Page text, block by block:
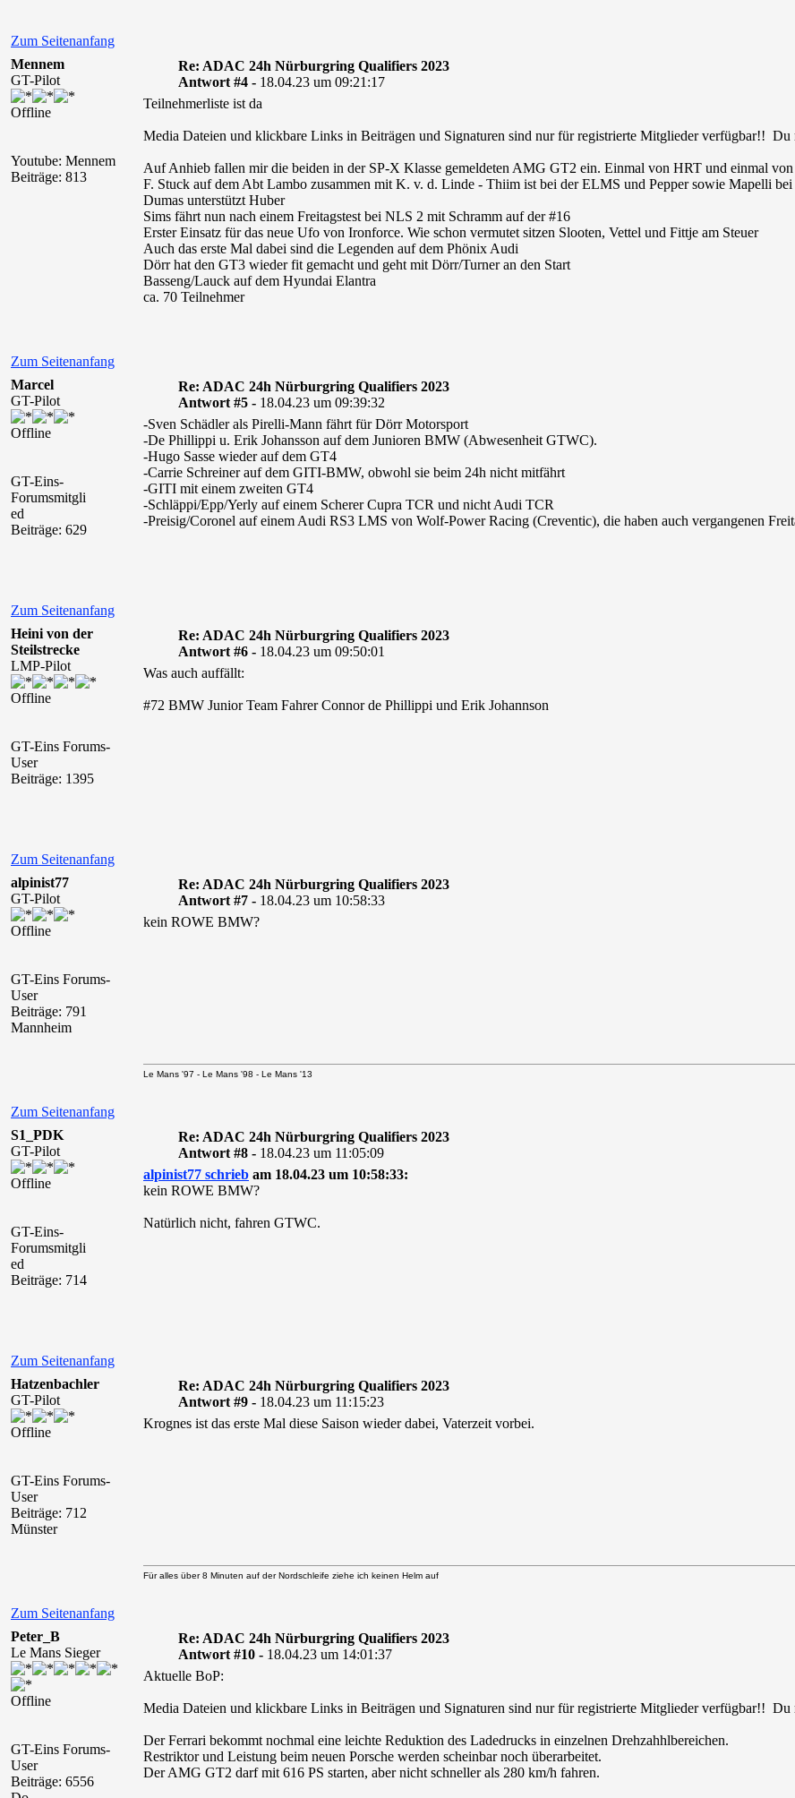
Zum Seitenanfang
Mennem
GT-Pilot
Offline
Youtube: Mennem
Beiträge: 813
Re: ADAC 24h Nürburgring Qualifiers 2023
Antwort #4 - 18.04.23 um 09:21:17
Teilnehmerliste ist da
Media Dateien und klickbare Links in Beiträgen und Signaturen sind nur für registrierte Mitglieder verfügbar!! Du
Auf Anhieb fallen mir die beiden in der SP-X Klasse gemeldeten AMG GT2 ein. Einmal von HRT und einmal
F. Stuck auf dem Abt Lambo zusammen mit K. v. d. Linde - Thiim ist bei der ELMS und Pepper sowie Mapelli
Dumas unterstützt Huber
Sims fährt nun nach einem Freitagstest bei NLS 2 mit Schramm auf der #16
Erster Einsatz für das neue Ufo von Ironforce. Wie schon vermutet sitzen Slooten, Vettel und Fittje am Steuer
Auch das erste Mal dabei sind die Legenden auf dem Phönix Audi
Dörr hat den GT3 wieder fit gemacht und geht mit Dörr/Turner an den Start
Basseng/Lauck auf dem Hyundai Elantra
ca. 70 Teilnehmer
Zum Seitenanfang
Marcel
GT-Pilot
Offline
GT-Eins-
Forumsmitgli
ed
Beiträge: 629
Re: ADAC 24h Nürburgring Qualifiers 2023
Antwort #5 - 18.04.23 um 09:39:32
-Sven Schädler als Pirelli-Mann fährt für Dörr Motorsport
-De Phillippi u. Erik Johansson auf dem Junioren BMW (Abwesenheit GTWC).
-Hugo Sasse wieder auf dem GT4
-Carrie Schreiner auf dem GITI-BMW, obwohl sie beim 24h nicht mitfährt
-GITI mit einem zweiten GT4
-Schläppi/Epp/Yerly auf einem Scherer Cupra TCR und nicht Audi TCR
-Preisig/Coronel auf einem Audi RS3 LMS von Wolf-Power Racing (Creventic), die haben auch vergangenen
Zum Seitenanfang
Heini von der
Steilstrecke
LMP-Pilot
Offline
GT-Eins Forums-
User
Beiträge: 1395
Re: ADAC 24h Nürburgring Qualifiers 2023
Antwort #6 - 18.04.23 um 09:50:01
Was auch auffällt:
#72 BMW Junior Team Fahrer Connor de Phillippi und Erik Johannson
Zum Seitenanfang
alpinist77
GT-Pilot
Offline
GT-Eins Forums-
User
Beiträge: 791
Mannheim
Re: ADAC 24h Nürburgring Qualifiers 2023
Antwort #7 - 18.04.23 um 10:58:33
kein ROWE BMW?
Zum Seitenanfang
Le Mans '97 - Le Mans '98 - Le Mans '13
S1_PDK
GT-Pilot
Offline
GT-Eins-
Forumsmitgli
ed
Beiträge: 714
Re: ADAC 24h Nürburgring Qualifiers 2023
Antwort #8 - 18.04.23 um 11:05:09
alpinist77 schrieb am 18.04.23 um 10:58:33:
kein ROWE BMW?
Natürlich nicht, fahren GTWC.
Zum Seitenanfang
Hatzenbachler
GT-Pilot
Offline
GT-Eins Forums-
User
Beiträge: 712
Münster
Re: ADAC 24h Nürburgring Qualifiers 2023
Antwort #9 - 18.04.23 um 11:15:23
Krognes ist das erste Mal diese Saison wieder dabei, Vaterzeit vorbei.
Zum Seitenanfang
Für alles über 8 Minuten auf der Nordschleife ziehe ich keinen Helm auf
Peter_B
Le Mans Sieger
Offline
GT-Eins Forums-
User
Beiträge: 6556
Re: ADAC 24h Nürburgring Qualifiers 2023
Antwort #10 - 18.04.23 um 14:01:37
Aktuelle BoP:
Media Dateien und klickbare Links in Beiträgen und Signaturen sind nur für registrierte Mitglieder verfügbar!! Du
Der Ferrari bekommt nochmal eine leichte Reduktion des Ladedrucks in einzelnen Drehzahhlbereichen.
Restriktor und Leistung beim neuen Porsche werden scheinbar noch überarbeitet.
Der AMG GT2 darf mit 616 PS starten, aber nicht schneller als 280 km/h fahren.